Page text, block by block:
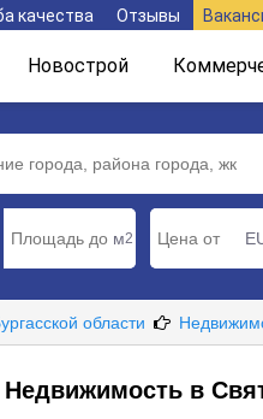
качества Отзывы
Новострой
м2
области
Недвижимость в